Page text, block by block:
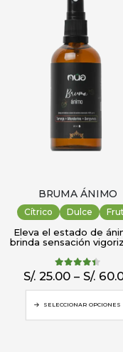
BRUMA ÁNIMO
Cítrico Dulce
Eleva el estado de
brinda sensación
4.33 out of
S/. 25.00 – S/.
SELECCIONAR OPCIONES